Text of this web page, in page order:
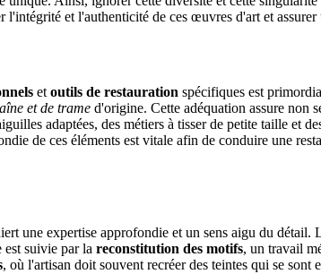
et l'authenticité de ces œuvres d'art et
et outils de restauration spécifiques est
et de trame d'origine. Cette adéquation assure non
adaptées, des métiers à tisser de petite taille et
de ces éléments est vitale afin de conduire une
une expertise approfondie et un sens aigu du détail.
suivie par la reconstitution des motifs, un travail
, où l'artisan doit souvent recréer des teintes qui se